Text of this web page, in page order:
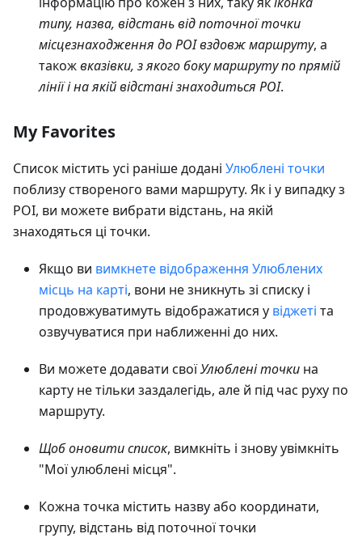
типу, назва, відстань від поточної точки
місцезнаходження до POI вздовж маршруту, а
такожвказівки, з якого боку маршруту по прямій
лінії і на якій відстані знаходиться POI.
My Favorites
Список містить усі раніше додані Улюблені точки
поблизу створеного вами маршруту. Як і у випадку з
POI, ви можете вибрати відстань, на якій
знаходяться ці точки.
Якщо ви вимкнете відображення Улюблених
місць на карті, вони не зникнуть зі списку і
продовжуватимуть відображатися у віджеті та
озвучуватися при наближенні до них.
Ви можете додавати своїУлюблені точки на
карту не тільки заздалегідь, але й під час руху по
маршруту.
Щоб оновити список, вимкніть і знову увімкніть
"Мої улюблені місця".
Кожна точка містить назву або координати,
групу, відстань від поточної точки